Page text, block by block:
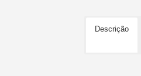
Descrição